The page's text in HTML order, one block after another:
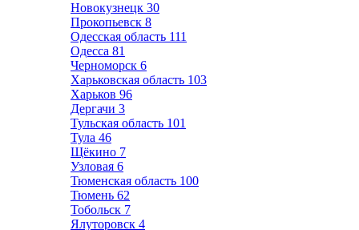
Новокузнецк 30
Прокопьевск 8
Одесская область 111
Одесса 81
Черноморск 6
Харьковская область 103
Харьков 96
Дергачи 3
Тульская область 101
Тула 46
Щёкино 7
Узловая 6
Тюменская область 100
Тюмень 62
Тобольск 7
Ялуторовск 4